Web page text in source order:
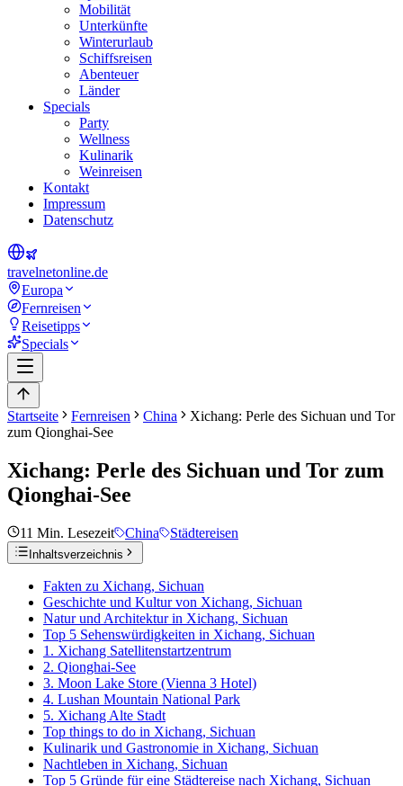
Mobilität
Unterkünfte
Winterurlaub
Schiffsreisen
Abenteuer
Länder
Specials
Party
Wellness
Kulinarik
Weinreisen
Kontakt
Impressum
Datenschutz
travelnetonline.de
Europa
Fernreisen
Reisetipps
Specials
Startseite Fernreisen China
Xichang: Perle des Sichuan und Tor
zum Qionghai-See
Xichang: Perle des Sichuan und Tor zum
Qionghai-See
11 Min. Lesezeit China Städtereisen
Inhaltsverzeichnis
Fakten zu Xichang, Sichuan
Geschichte und Kultur von Xichang, Sichuan
Natur und Architektur in Xichang, Sichuan
Top 5 Sehenswürdigkeiten in Xichang, Sichuan
1. Xichang Satellitenstartzentrum
2. Qionghai-See
3. Moon Lake Store (Vienna 3 Hotel)
4. Lushan Mountain National Park
5. Xichang Alte Stadt
Top things to do in Xichang, Sichuan
Kulinarik und Gastronomie in Xichang, Sichuan
Nachtleben in Xichang, Sichuan
Top 5 Gründe für eine Städtereise nach Xichang, Sichuan